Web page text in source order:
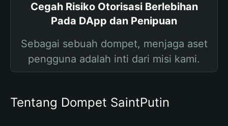
Cegah Risiko Otorisasi Berlebihan
Pada DApp dan Penipuan
Sebagai sebuah dompet, menjaga aset
pengguna adalah inti dari misi kami.
Tentang Dompet SaintPutin